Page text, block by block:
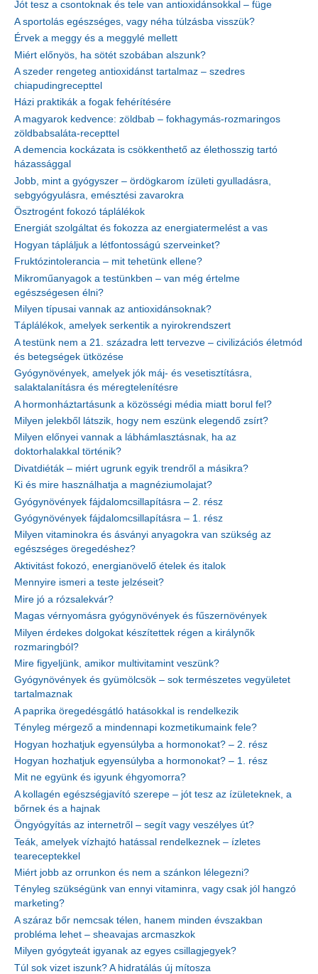
Jót tesz a csontoknak és tele van antioxidánsokkal – füge
A sportolás egészséges, vagy néha túlzásba visszük?
Érvek a meggy és a meggylé mellett
Miért előnyös, ha sötét szobában alszunk?
A szeder rengeteg antioxidánst tartalmaz – szedres
chiapudingrecepttel
Házi praktikák a fogak fehérítésére
A magyarok kedvence: zöldbab – fokhagymás-rozmaringos
zöldbabsaláta-recepttel
A demencia kockázata is csökkenthető az élethosszig tartó
házassággal
Jobb, mint a gyógyszer – ördögkarom ízületi gyulladásra,
sebgyógyulásra, emésztési zavarokra
Ösztrogént fokozó táplálékok
Energiát szolgáltat és fokozza az energiatermelést a vas
Hogyan tápláljuk a létfontosságú szerveinket?
Fruktózintolerancia – mit tehetünk ellene?
Mikroműanyagok a testünkben – van még értelme
egészségesen élni?
Milyen típusai vannak az antioxidánsoknak?
Táplálékok, amelyek serkentik a nyirokrendszert
A testünk nem a 21. századra lett tervezve – civilizációs életmód
és betegségek ütközése
Gyógynövények, amelyek jók máj- és vesetisztításra,
salaktalanításra és méregtelenítésre
A hormonháztartásunk a közösségi média miatt borul fel?
Milyen jelekből látszik, hogy nem eszünk elegendő zsírt?
Milyen előnyei vannak a lábhámlasztásnak, ha az
doktorhalakkal történik?
Divatdiéták – miért ugrunk egyik trendről a másikra?
Ki és mire használhatja a magnéziumolajat?
Gyógynövények fájdalomcsillapításra – 2. rész
Gyógynövények fájdalomcsillapításra – 1. rész
Milyen vitaminokra és ásványi anyagokra van szükség az
egészséges öregedéshez?
Aktivitást fokozó, energianövelő ételek és italok
Mennyire ismeri a teste jelzéseit?
Mire jó a rózsalekvár?
Magas vérnyomásra gyógynövények és fűszernövények
Milyen érdekes dolgokat készítettek régen a királynők
rozmaringból?
Mire figyeljünk, amikor multivitamint veszünk?
Gyógynövények és gyümölcsök – sok természetes vegyületet
tartalmaznak
A paprika öregedésgátló hatásokkal is rendelkezik
Tényleg mérgező a mindennapi kozmetikumaink fele?
Hogyan hozhatjuk egyensúlyba a hormonokat? – 2. rész
Hogyan hozhatjuk egyensúlyba a hormonokat? – 1. rész
Mit ne együnk és igyunk éhgyomorra?
A kollagén egészségjavító szerepe – jót tesz az ízületeknek, a
bőrnek és a hajnak
Öngyógyítás az internetről – segít vagy veszélyes út?
Teák, amelyek vízhajtó hatással rendelkeznek – ízletes
teareceptekkel
Miért jobb az orrunkon és nem a szánkon lélegezni?
Tényleg szükségünk van ennyi vitaminra, vagy csak jól hangzó
marketing?
A száraz bőr nemcsak télen, hanem minden évszakban
probléma lehet – sheavajas arcmaszkok
Milyen gyógyteát igyanak az egyes csillagjegyek?
Túl sok vizet iszunk? A hidratálás új mítosza